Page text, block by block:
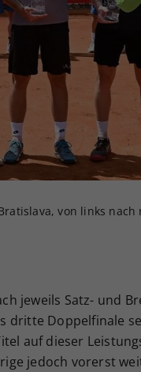
von links nach
jeweils Satz- und
dritte Doppelfinale
auf dieser
jedoch vorerst
Ihrer
Webseiten-